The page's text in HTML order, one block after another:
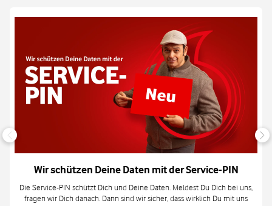
Wir schützen Deine Daten mit der Service-PIN
Die Service-PIN schützt Dich und Deine Daten. Meldest Du Dich bei uns,
fragen wir Dich danach. Dann sind wir sicher, dass wirklich Du mit uns